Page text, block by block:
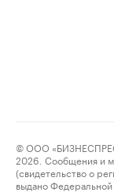
© ООО
2026. Сообщения и
(свидетельство о
выдано